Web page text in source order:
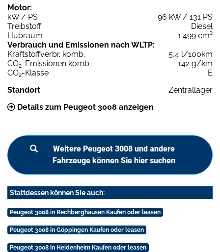
Motor:
kW / PS
96 kW / 131 PS
Treibstoff
Diesel
Hubraum
1.499 cm³
Verbrauch und Emissionen nach WLTP:
Kraftstoffverbr. komb.
5,4 l/100km
CO2-Emissionen komb.
142 g/km
CO2-Klasse
E
Standort
Zentrallager
Details zum Peugeot 3008 anzeigen
Weitere Peugeot 3008 und andere
Fahrzeuge können Sie hier suchen
Stattdessen können Sie auch:
Peugeot 3008 in Rechberghausen Kaufen oder leasen
Peugeot 3008 in Göppingen Kaufen oder leasen
Peugeot 3008 in Heidenheim Kaufen oder leasen